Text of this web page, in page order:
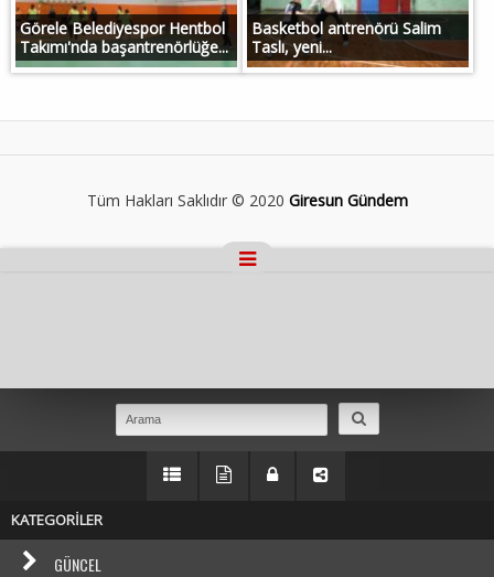
Görele Belediyespor Hentbol
Takımı'nda başantrenörlüğe...
Basketbol antrenörü Salim
Taslı, yeni...
Tüm Hakları Saklıdır © 2020 Giresun Gündem
KATEGORİLER
GÜNCEL